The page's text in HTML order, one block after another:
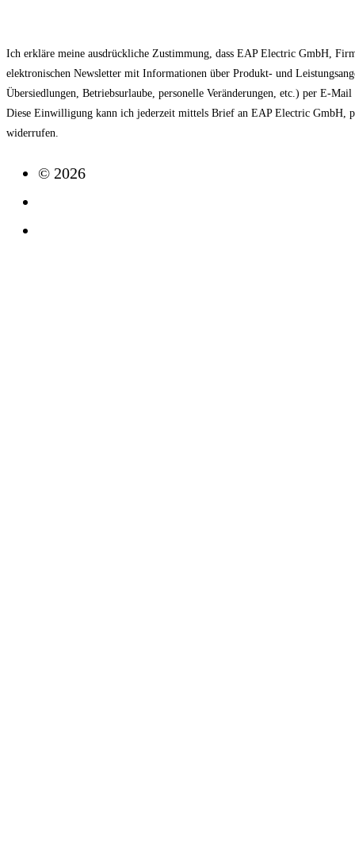
Ich erkläre meine ausdrückliche Zustimmung, dass EAP Electric GmbH,
elektronischen Newsletter mit Informationen über Produkt- und
Übersiedlungen, Betriebsurlaube, personelle Veränderungen, etc.) per E-
Diese Einwilligung kann ich jederzeit mittels Brief an EAP Electric GmbH,
widerrufen.
© 2026